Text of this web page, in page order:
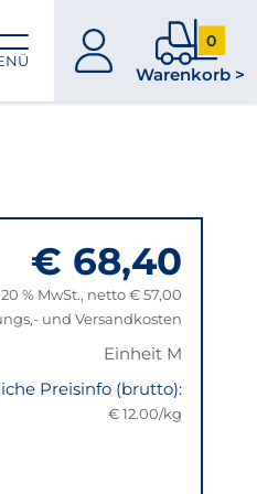
zum
0
Warenkorb >
0
im
€ 68,40
% MwSt., netto € 57,00
und Versandkosten
Einheit M
Preisinfo (brutto):
€ 12.00/kg